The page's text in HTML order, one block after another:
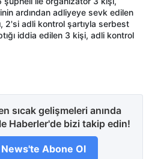
ardından adliyeye sevk edilen
2'si adli kontrol şartıyla serbest
iddia edilen 3 kişi, adli kontrol
sıcak gelişmeleri anında
Haberler'de bizi takip edin!
Abone Ol